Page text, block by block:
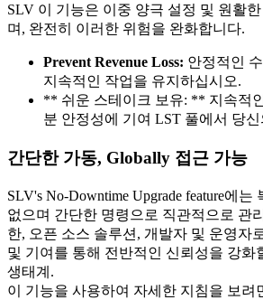
SLV 이 기능은 이중 양극 설정 및 원활
며, 완전히 이러한 위험을 완화합니다.
Prevent Revenue Loss: 안정적인
지속적인 작업을 유지하십시오.
** 쉬운 스테이크 보유: ** 지속적
분 안정성에 기여 LST 풀에서 당
간단한 가동, Globally 접근 가능
SLV's No-Downtime Upgrade feature에는
없으며 간단한 명령으로 직관적으로 관
한, 오픈 소스 솔루션, 개발자 및 운영자
및 기여를 통해 전반적인 신뢰성을 강화
생태계.
이 기능을 사용하여 자세한 지침을 보려